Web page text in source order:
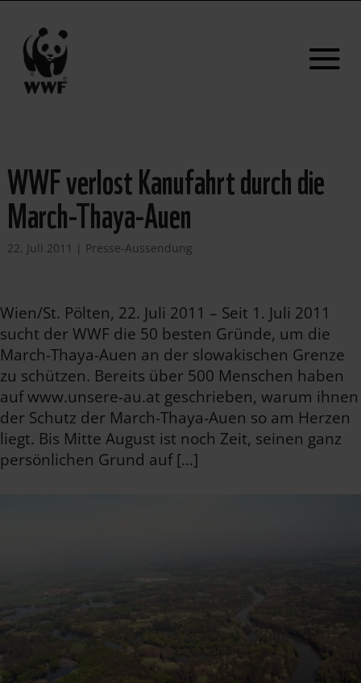
WWF verlost Kanufahrt durch die
March-Thaya-Auen
22. Juli 2011 | Presse-Aussendung
Wien/St. Pölten, 22. Juli 2011 – Seit 1. Juli 2011
sucht der WWF die 50 besten Gründe, um die
March-Thaya-Auen an der slowakischen Grenze
zu schützen. Bereits über 500 Menschen haben
auf www.unsere-au.at geschrieben, warum ihnen
der Schutz der March-Thaya-Auen so am Herzen
liegt. Bis Mitte August ist noch Zeit, seinen ganz
persönlichen Grund auf […]